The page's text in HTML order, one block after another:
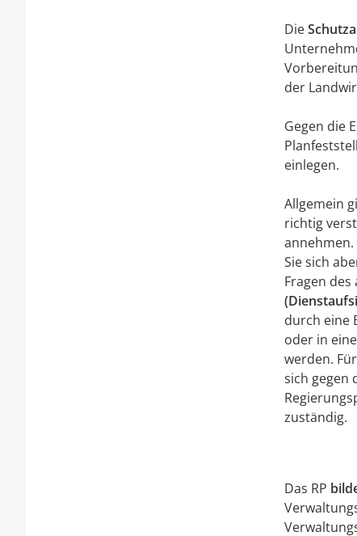
Die
der
Gegen die
einlegen.
Allgemein
richtig
Sie sich
Fragen
durch eine
oder in
werden.
sich gegen
zuständig.
Das RP